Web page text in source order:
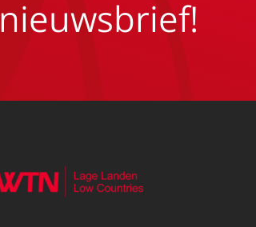
nieuwsbrief!